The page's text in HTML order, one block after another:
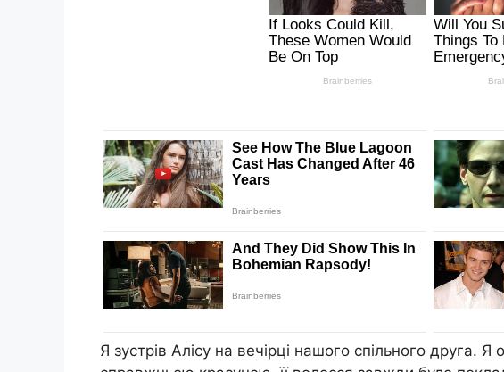
Я зустрів Алісу на вечірці нашого спільного друга.